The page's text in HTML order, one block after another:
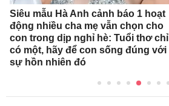
Siêu mẫu Hà Anh cảnh báo 1 hoạt
động nhiều cha mẹ vẫn chọn cho
con trong dịp nghỉ hè: Tuổi thơ chỉ
có một, hãy để con sống đúng với
sự hồn nhiên đó